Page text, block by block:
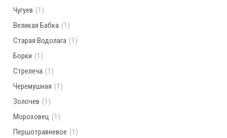
Чугуев (1)
Великая Бабка (1)
Старая Водолага (1)
Борки (1)
Стрелеча (1)
Черемушная (1)
Золочев (1)
Мороховец (1)
Першотравневое (1)